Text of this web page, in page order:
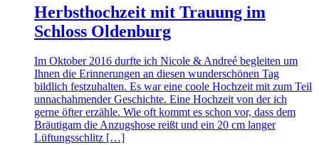
Herbsthochzeit mit Trauung im
Schloss Oldenburg
Im Oktober 2016 durfte ich Nicole & Andreé begleiten um
Ihnen die Erinnerungen an diesen wunderschönen Tag
bildlich festzuhalten. Es war eine coole Hochzeit mit zum Teil
unnachahmender Geschichte. Eine Hochzeit von der ich
gerne öfter erzähle. Wie oft kommt es schon vor, dass dem
Bräutigam die Anzugshose reißt und ein 20 cm langer
Lüftungsschlitz […]